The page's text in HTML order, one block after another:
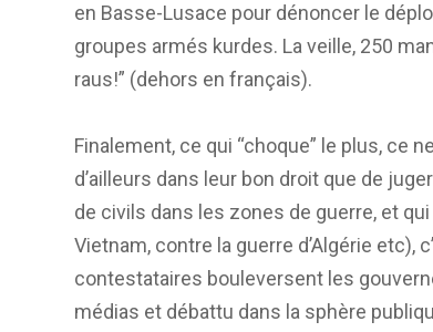
en Basse-Lusace pour dénoncer le
groupes armés kurdes. La veille, 250
raus!” (dehors en français).
Finalement, ce qui “choque” le plus, ce
d’ailleurs dans leur bon droit que de
de civils dans les zones de guerre, et
Vietnam, contre la guerre d’Algérie etc),
contestataires bouleversent les
médias et débattu dans la sphère